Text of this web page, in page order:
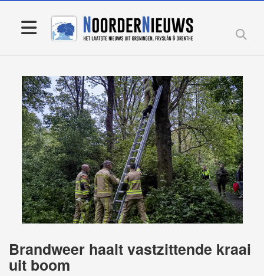
Brandweer haalt vastzittende kraai
uit boom